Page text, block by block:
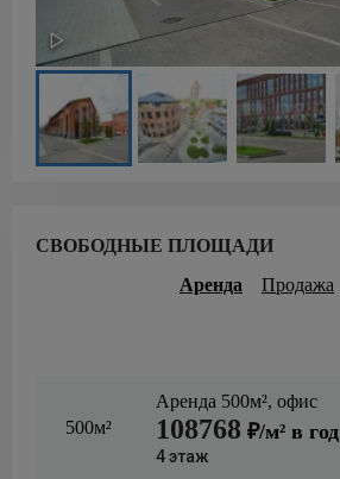
СВОБОДНЫЕ ПЛОЩАДИ
Аренда
Продажа
500м²
Аренда 500м², офис
108768 ₽/м² в год
4этаж